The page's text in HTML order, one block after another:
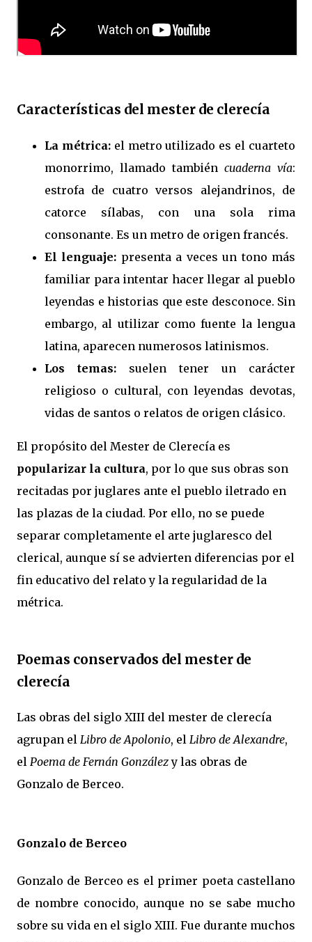
Características del mester de clerecía
La métrica:el metro utilizado es el cuarteto
monorrimo, llamado también cuaderna vía:
estrofa de cuatro versos alejandrinos, de
catorce sílabas, con una sola rima
consonante. Es un metro de origen francés.
El lenguaje: presenta a veces un tono más
familiar para intentar hacer llegar al pueblo
leyendas e historias que este desconoce. Sin
embargo, al utilizar como fuente la lengua
latina, aparecen numerosos latinismos.
Los temas: suelen tener un carácter
religioso o cultural, con leyendas devotas,
vidas de santos o relatos de origen clásico.
El propósito del Mester de Clerecía es
popularizar la cultura, por lo que sus obras son
recitadas por juglares ante el pueblo iletrado en
las plazas de la ciudad. Por ello, no se puede
separar completamente el arte juglaresco del
clerical, aunque sí se advierten diferencias por el
fin educativo del relato y la regularidad de la
métrica.
Poemas conservados del mester de
clerecía
Las obras del siglo XIII del mester de clerecía
agrupan el Libro de Apolonio, el Libro de Alexandre,
el Poema de Fernán Gonzálezy las obras de
Gonzalo de Berceo.
Gonzalo de Berceo
Gonzalo de Berceo es el primer poeta castellano
de nombre conocido, aunque no se sabe mucho
sobre su vida en el siglo XIII. Fue durante muchos